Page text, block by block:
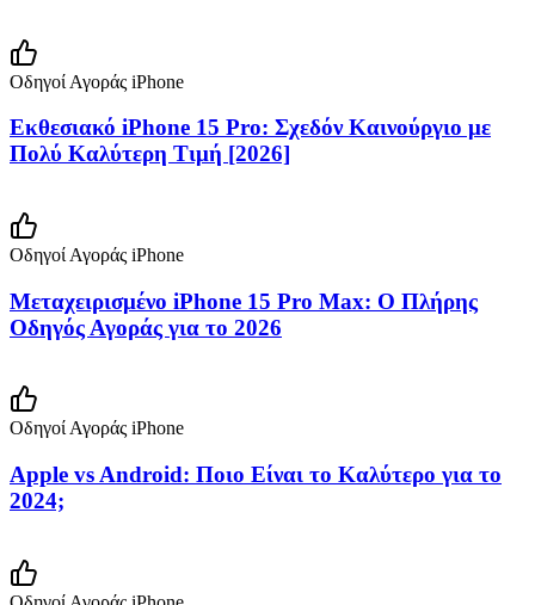
Οδηγοί Αγοράς iPhone
Εκθεσιακό iPhone 15 Pro: Σχεδόν Καινούργιο με
Πολύ Καλύτερη Τιμή [2026]
Οδηγοί Αγοράς iPhone
Μεταχειρισμένο iPhone 15 Pro Max: Ο Πλήρης
Οδηγός Αγοράς για το 2026
Οδηγοί Αγοράς iPhone
Apple vs Android: Ποιο Είναι το Καλύτερο για το
2024;